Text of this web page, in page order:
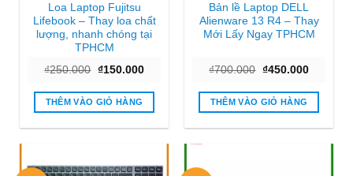
Loa Laptop Fujitsu
Lifebook – Thay loa chất
lượng, nhanh chóng tại
TPHCM
₫250.000 Giá
là:
₫250.000.
₫150.000Giá
tại
₫150.000.
THÊM VÀO GIỎ HÀNG
Bản lề Laptop DELL
Alienware 13 R4 – Thay
Mới Lấy Ngay TPHCM
₫700.000 Giá
là:
₫700.000.
₫450.000Giá
tại
THÊM VÀO GIỎ HÀNG